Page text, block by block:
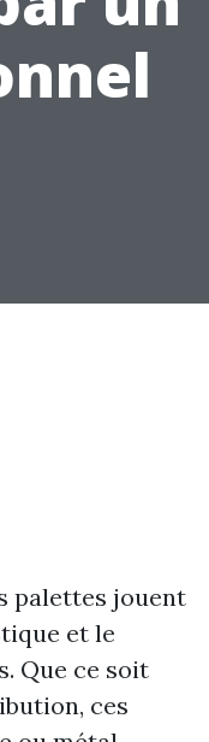
palettes jouent
et le
Que ce soit
ces